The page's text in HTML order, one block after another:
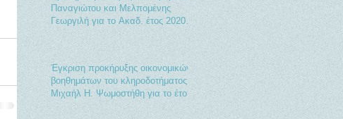
Παναγιώτου και Μελπομένης
Γεωργιλή για το Ακαδ. έτος 2020-
Έγκριση προκήρυξης οικονομικών
βοηθημάτων του κληροδοτήματος
Μιχαήλ Η. Ψωμοστήθη για το έτος